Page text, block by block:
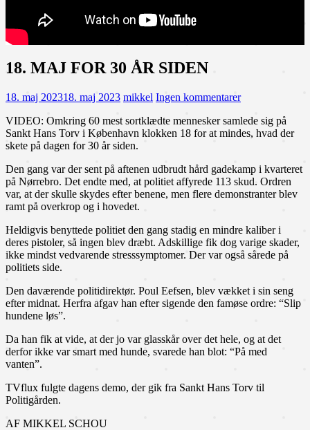
18. MAJ FOR 30 ÅR SIDEN
18. maj 202318. maj 2023 mikkel Ingen kommentarer
VIDEO: Omkring 60 mest sortklædte mennesker samlede sig på
Sankt Hans Torv i København klokken 18 for at mindes, hvad der
skete på dagen for 30 år siden.
Den gang var der sent på aftenen udbrudt hård gadekamp i kvarteret
på Nørrebro. Det endte med, at politiet affyrede 113 skud. Ordren
var, at der skulle skydes efter benene, men flere demonstranter blev
ramt på overkrop og i hovedet.
Heldigvis benyttede politiet den gang stadig en mindre kaliber i
deres pistoler, så ingen blev dræbt. Adskillige fik dog varige skader,
ikke mindst vedvarende stresssymptomer. Der var også sårede på
politiets side.
Den daværende politidirektør. Poul Eefsen, blev vækket i sin seng
efter midnat. Herfra afgav han efter sigende den famøse ordre: “Slip
hundene løs”.
Da han fik at vide, at der jo var glasskår over det hele, og at det
derfor ikke var smart med hunde, svarede han blot: “På med
vanten”.
TVflux fulgte dagens demo, der gik fra Sankt Hans Torv til
Politigården.
AF MIKKEL SCHOU